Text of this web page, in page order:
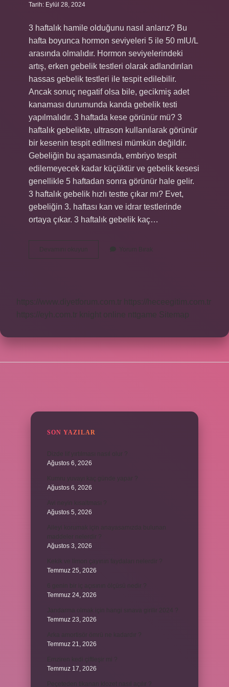
Tarih: Eylül 28, 2024
3 haftalık hamile olduğunu nasıl anlarız? Bu
hafta boyunca hormon seviyeleri 5 ile 50 mIU/L
arasında olmalıdır. Hormon seviyelerindeki
artış, erken gebelik testleri olarak adlandırılan
hassas gebelik testleri ile tespit edilebilir.
Ancak sonuç negatif olsa bile, gecikmiş adet
kanaması durumunda kanda gebelik testi
yapılmalıdır. 3 haftada kese görünür mü? 3
haftalık gebelikte, ultrason kullanılarak görünür
bir kesenin tespit edilmesi mümkün değildir.
Gebeliğin bu aşamasında, embriyo tespit
edilemeyecek kadar küçüktür ve gebelik kesesi
genellikle 5 haftadan sonra görünür hale gelir.
3 haftalık gebelik hızlı testte çıkar mı? Evet,
gebeliğin 3. haftası kan ve idrar testlerinde
ortaya çıkar. 3 haftalık gebelik kaç…
Devamını okuyun
Haftalık
Yorum Bırak
https://www.diyetforum.com.tr
https://heceegitim.com.tr
https://eyh.com.tr
knight online nttgame Sitemap
SON YAZILAR
Ağustos 6, 2026
Ağustos 6, 2026
Ağustos 5, 2026
Ağustos 3, 2026
Temmuz 25, 2026
Temmuz 24, 2026
Temmuz 23, 2026
Temmuz 21, 2026
Temmuz 17, 2026